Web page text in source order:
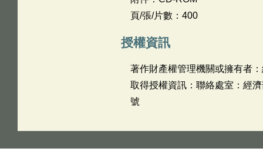
頁/張/片數：400
授權資訊
著作財產權管理機關或擁有者
取得授權資訊：聯絡處室：經
號